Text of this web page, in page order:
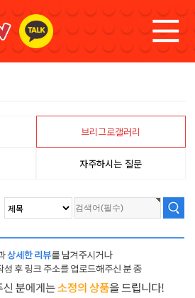
브리그로갤러리
자주하시는 질문